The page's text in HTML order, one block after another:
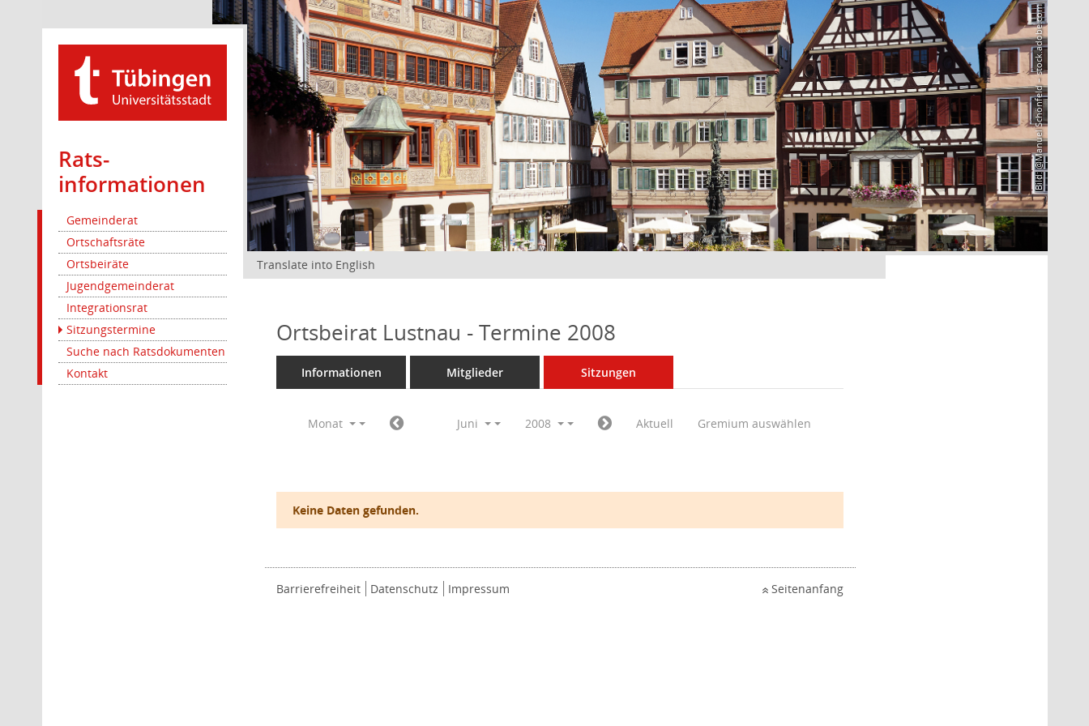
Rats­
informationen
Gemeinderat
Ortschaftsräte
Ortsbeiräte
Jugendgemeinderat
Integrationsrat
Sitzungstermine
Suche nach Ratsdokumenten
Kontakt
Bild: @Manuel Schönfeld – stock.adobe.com
Translate into English
Ortsbeirat Lustnau - Termine 2008
Informationen Mitglieder Sitzungen
Monat Juni 2008 Aktuell Gremium auswählen
Keine Daten gefunden.
Barrierefreiheit Datenschutz Impressum Seitenanfang